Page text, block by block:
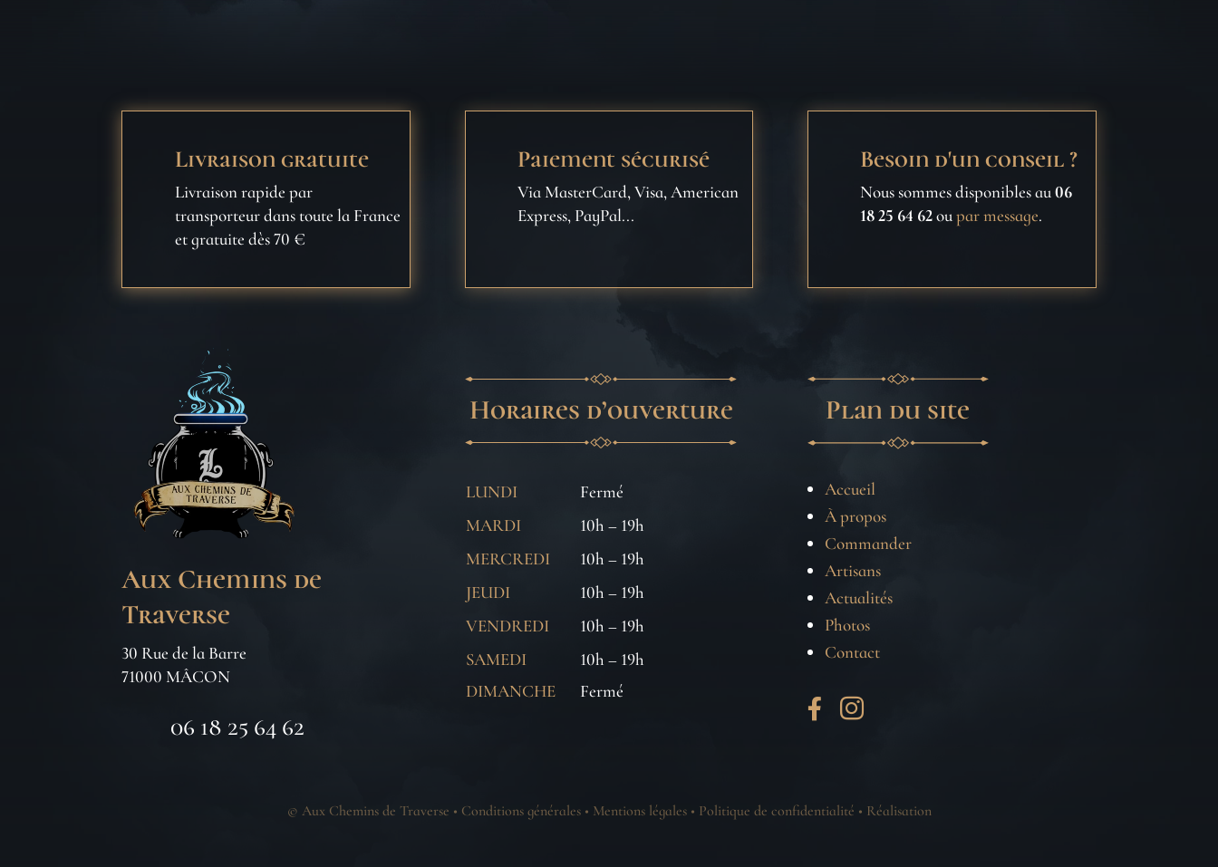
Livraison gratuite
Livraison rapide par
transporteur dans toute la France
et gratuite dès 70 €
Paiement sécurisé
Via MasterCard, Visa, American
Express, PayPal...
Besoin d'un conseil ?
Nous sommes disponibles au06
18 25 64 62oupar message.
Aux Chemins de
Traverse
30 Rue de la Barre
71000 MÂCON
06 18 25 64 62
Horaires d’ouverture
LUNDI
Fermé
MARDI
10h – 19h
MERCREDI
10h – 19h
JEUDI
10h – 19h
VENDREDI
10h – 19h
SAMEDI
10h – 19h
DIMANCHE
Fermé
Plan du site
Accueil
À propos
Commander
Artisans
Actualités
Photos
Contact
 
© Aux Chemins de Traverse • Conditions générales• Mentions légales• Politique de confidentialité • Réalisation